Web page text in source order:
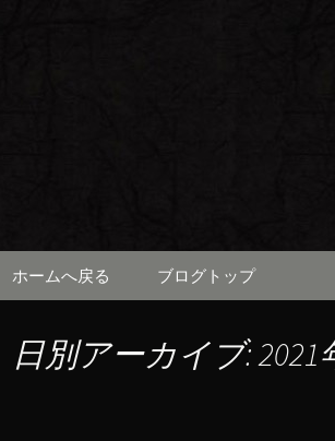
コンテンツへ移動
ホームへ戻る ブログトップ
日別アーカイブ: 2021